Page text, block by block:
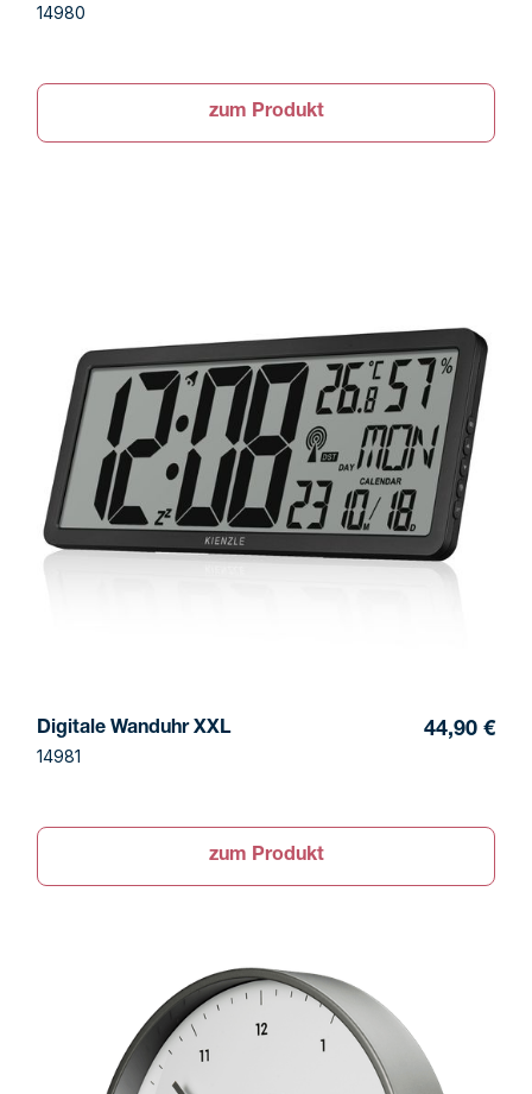
14980
zum Produkt
Digitale Wanduhr XXL
14981
44,90 €
zum Produkt